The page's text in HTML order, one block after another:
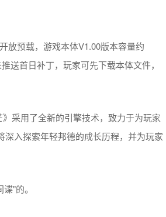
放预载，游戏本体V1.00版本容量约
送首日补丁，玩家可先下载本体文件，
采用了全新的引擎技术，致力于为玩家
入探索年轻邦德的成长历程，并为玩家
"的。